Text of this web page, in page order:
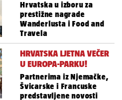
Hrvatska u izboru za
prestižne nagrade
Wanderlusta i Food and
Travela
HRVATSKA LJETNA VEČER
U EUROPA-PARKU!
Partnerima iz Njemačke,
Švicarske i Francuske
predstavljene novosti